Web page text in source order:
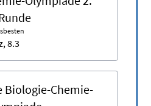
8.3
Biologie-Chemie-